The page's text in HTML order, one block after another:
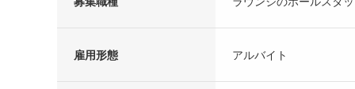
雇用形態 アルバイト